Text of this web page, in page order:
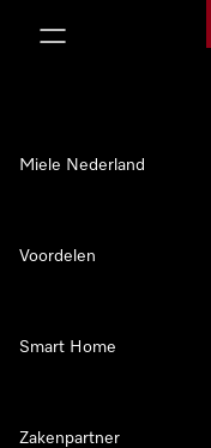
Miele Nederland
Voordelen
Smart Home
Zakenpartner